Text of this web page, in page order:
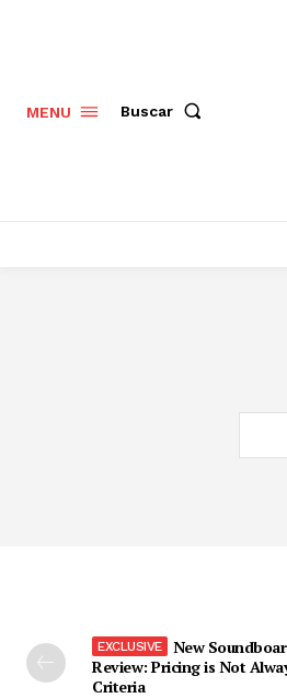
MENU Buscar
New
Review: Pricing is Not
Criteria